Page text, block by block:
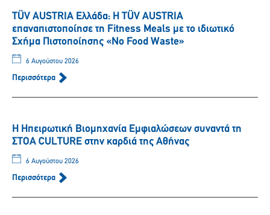
TÜV AUSTRIA Ελλάδα: Η TÜV AUSTRIA
επαναπιστοποίησε τη Fitness Meals με το ιδιωτικό
Σχήμα Πιστοποίησης «No Food Waste»
6 Αυγούστου 2026
Περισσότερα
Η Ηπειρωτική Βιομηχανία Εμφιαλώσεων συναντά τη
ΣΤΟΑ CULTURE στην καρδιά της Αθήνας
6 Αυγούστου 2026
Περισσότερα